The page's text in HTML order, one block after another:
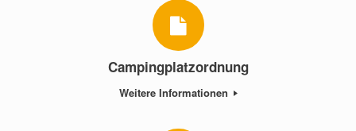
Campingplatzordnung
Weitere Informationen